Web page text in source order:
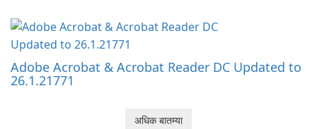
Adobe Acrobat & Acrobat Reader DC Updated to
26.1.21771
अधिक बातम्या